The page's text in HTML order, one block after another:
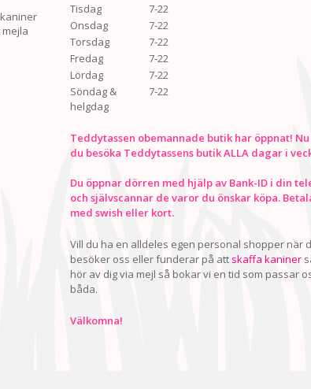
Tisdag
7-22
Onsdag
7-22
Torsdag
7-22
Fredag
7-22
Lördag
7-22
Söndag &
helgdag
7-22
Teddytassen obemannade butik har öppnat! Nu
du besöka Teddytassens butik ALLA dagar i
Du öppnar dörren med hjälp av Bank-ID i din
och självscannar de varor du önskar köpa.
med swish eller kort.
Vill du ha en alldeles egen personal shopper när
besöker oss eller funderar på att skaffa kaniner
hör av dig via mejl så bokar vi en tid som passar
båda.
Välkomna!